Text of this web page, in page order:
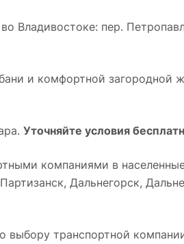
Владивостоке: пер.
и комфортной загородной
Уточняйте условия
компаниями в
Дальнегорск,
транспортной